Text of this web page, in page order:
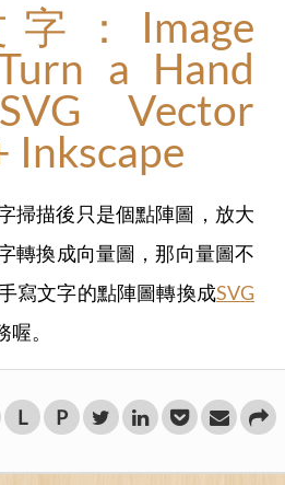
：Image
a Hand
Vector
Inkscape
掃描後只是個點陣圖，放大
轉換成向量圖，那向量圖不
寫文字的點陣圖轉換成SVG
。
L P